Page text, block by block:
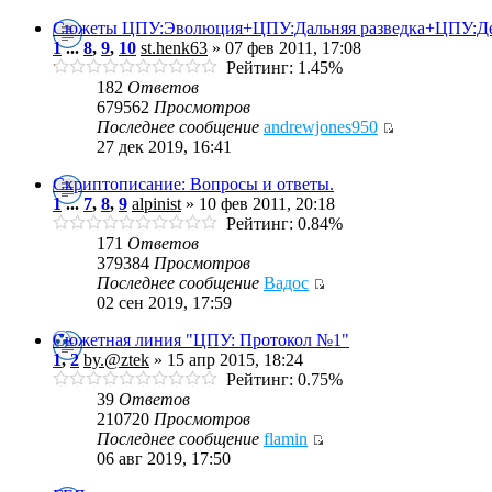
Сюжеты ЦПУ:Эволюция+ЦПУ:Дальняя
1...8, 9, 10 st.henk63 » 07 фев 2011, 17:08
Рейтинг: 1.45%
182 Ответов
679562 Просмотров
Последнее сообщение andrewjones950
27 дек 2019, 16:41
Скриптописание: Вопросы и ответы.
1... 7, 8, 9 alpinist» 10 фев 2011, 20:18
Рейтинг: 0.84%
171 Ответов
379384 Просмотров
Последнее сообщение Вадос
02 сен 2019, 17:59
Сюжетная линия "ЦПУ: Протокол №1"
1,2 by.@ztek » 15 апр 2015, 18:24
Рейтинг: 0.75%
39 Ответов
210720 Просмотров
Последнее сообщение flamin
06 авг 2019, 17:50